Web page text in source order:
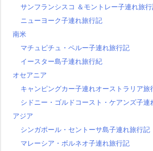
サンフランシスコ ＆モントレー子連れ旅
ニューヨーク子連れ旅行記
南米
マチュピチュ・ペルー子連れ旅行記
イースター島子連れ旅行紀
オセアニア
キャンピングカー子連れオーストラリア旅
シドニー・ゴルドコースト・ケアンズ子連
アジア
シンガポール・セントーサ島子連れ旅行記
マレーシア・ボルネオ子連れ旅行記